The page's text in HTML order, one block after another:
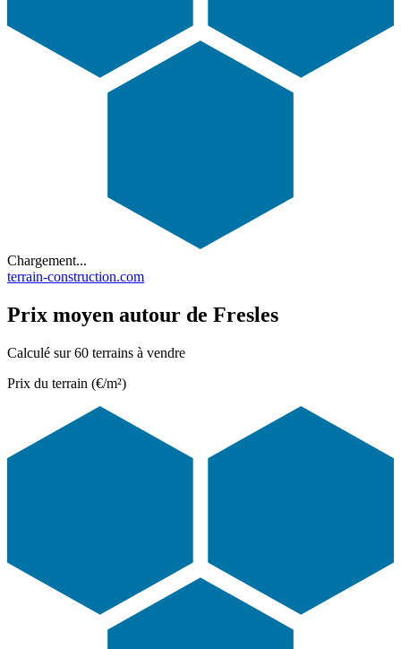
Chargement...
terrain-construction.com
Prix moyen autour de Fresles
Calculé sur 60 terrains à vendre
Prix du terrain (€/m²)